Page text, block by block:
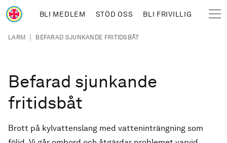
Hoppa till huvudinnehåll
BLI MEDLEM STÖD OSS BLI FRIVILLIG
Länkstig
LARM | BEFARAD SJUNKANDE FRITIDSBÅT
Befarad sjunkande
fritidsbåt
Brott på kylvattenslang med vatteninträngning som